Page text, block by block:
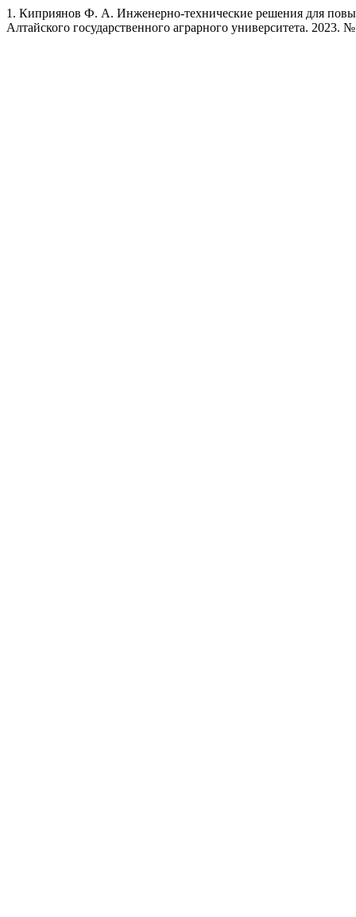
1. Киприянов Ф. А. Инженерно-технические решения для
Алтайского государственного аграрного университета. 2023.